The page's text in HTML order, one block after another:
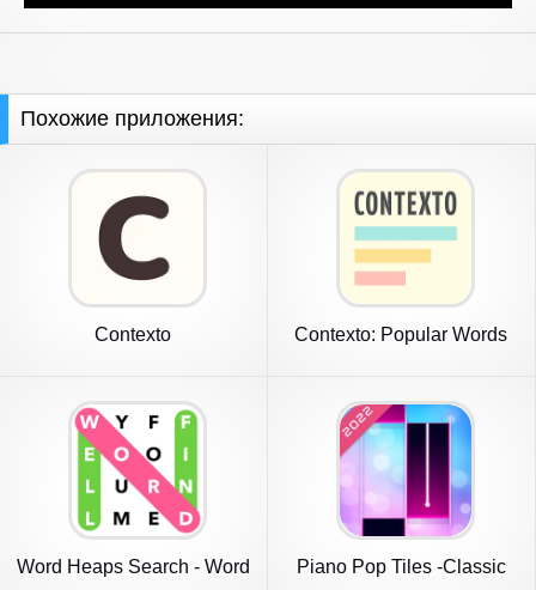
Похожие приложения:
Contexto
Contexto: Popular Words
Word Heaps Search - Word
Piano Pop Tiles -Classic